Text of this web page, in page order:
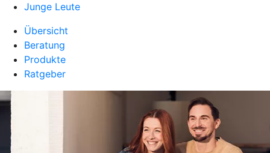
Junge Leute
Übersicht
Beratung
Produkte
Ratgeber